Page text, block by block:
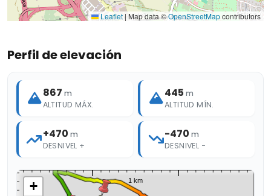
Leaflet |Map data ©OpenStreetMapcontributors
Perfil de elevación
867 m
ALTITUD MÁX.
445 m
ALTITUD MÍN.
+470 m
DESNIVEL +
-470 m
DESNIVEL −
+